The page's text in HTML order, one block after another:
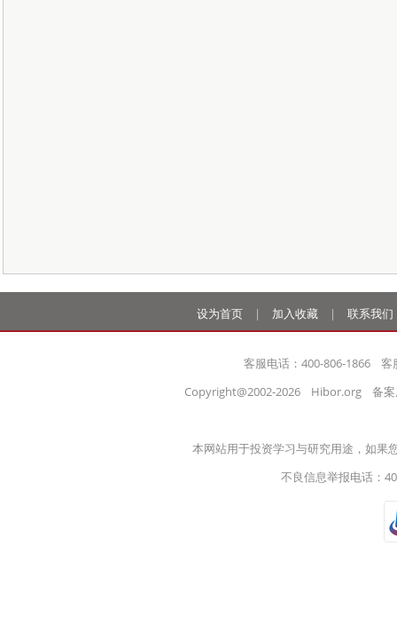
设为首页 | 加入收藏 | 联系我们
客服电话：400-806-1866
Copyright@2002-2026    Hibor.org    备
本网站用于投资学习与研究用途，如果
不良信息举报电话：